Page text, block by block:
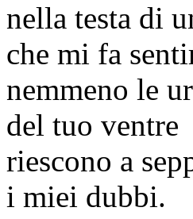
nella testa di
che mi fa
nemmeno le
del tuo ventre
riescono a
i miei dubbi.